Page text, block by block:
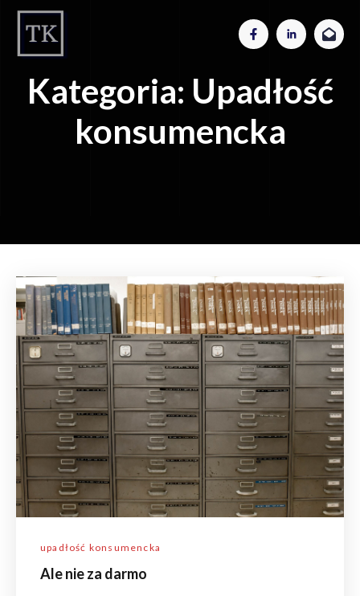
Kategoria: Upadłość
konsumencka
upadłość konsumencka
Ale nie za darmo